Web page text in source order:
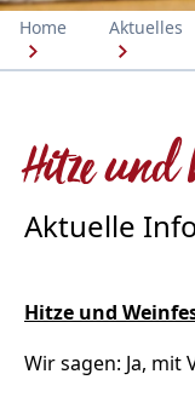
Home Aktuelles
Hitze und
Aktuelle
Hitze und
Wir sagen: Ja,